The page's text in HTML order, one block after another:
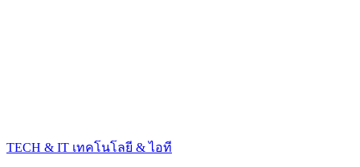
TECH & IT เทคโนโลยี & ไอที